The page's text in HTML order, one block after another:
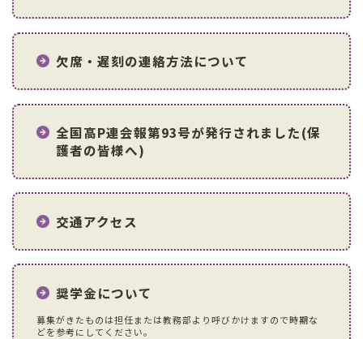
欠席・遅刻の連絡方法について
全国高P連会報第93号が発行されました(保
護者の皆様へ)
交通アクセス
奨学金について
募集がきたものは担任または教務部より呼びかけますので時期な
どを参考にしてください。